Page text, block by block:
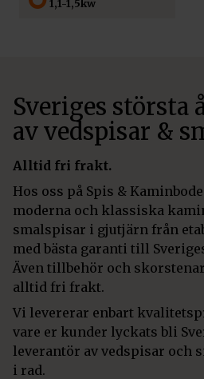
1,1-1,5kw
Sveriges största
av vedspisar &
Alltid fri frakt.
Hos oss på Spis &
moderna och klassiska
smalspisar i gjutjärn från
med bästa garanti till
Även tillbehör och
alltid fri frakt.
Vi levererar enbart
vare er kunder lyckats bli
leverantör av vedspisar och
i rad.